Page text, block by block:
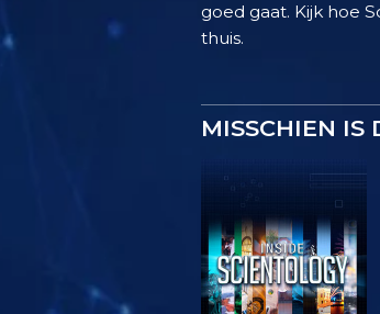
goed gaat. Kijk hoe
thuis.
MISSCHIEN IS